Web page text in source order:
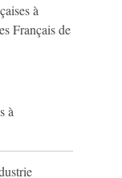
à
Français de
à